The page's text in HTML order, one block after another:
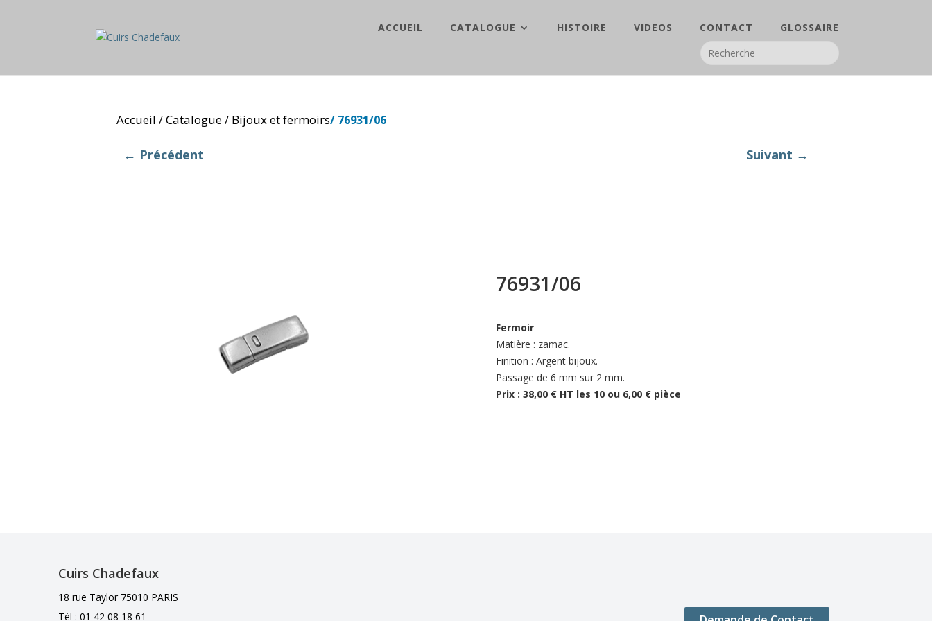
ACCUEIL CATALOGUE HISTOIRE VIDEOS CONTACT GLOSSAIRE
Accueil /Catalogue/ Bijoux et fermoirs/ 76931/06
← Précédent Suivant →
76931/06
Fermoir
Matière : zamac.
Finition : Argent bijoux.
Passage de 6 mm sur 2 mm.
Prix : 38,00 € HT les 10 ou 6,00 € pièce
Cuirs Chadefaux
18 rue Taylor 75010 PARIS
Tél : 01 42 08 18 61